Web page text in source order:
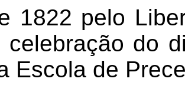
1822 pelo
celebração do
Escola de